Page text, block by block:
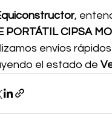
,
PORTÁTIL CIPSA
envíos
el estado de